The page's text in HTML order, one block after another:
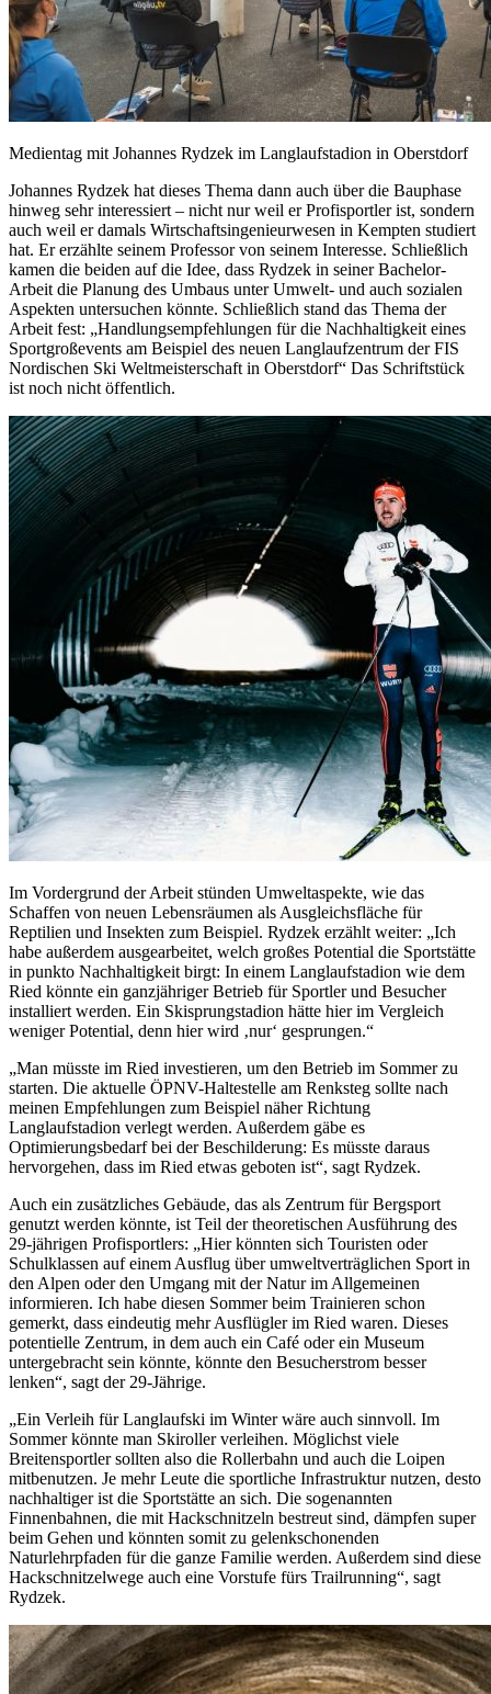
Medientag mit Johannes Rydzek im Langlaufstadion in Oberstdorf
Johannes Rydzek hat dieses Thema dann auch über die Bauphase
hinweg sehr interessiert – nicht nur weil er Profisportler ist, sondern
auch weil er damals Wirtschaftsingenieurwesen in Kempten studiert
hat. Er erzählte seinem Professor von seinem Interesse. Schließlich
kamen die beiden auf die Idee, dass Rydzek in seiner Bachelor-
Arbeit die Planung des Umbaus unter Umwelt- und auch sozialen
Aspekten untersuchen könnte. Schließlich stand das Thema der
Arbeit fest: „Handlungsempfehlungen für die Nachhaltigkeit eines
Sportgroßevents am Beispiel des neuen Langlaufzentrum der FIS
Nordischen Ski Weltmeisterschaft in Oberstdorf“ Das Schriftstück
ist noch nicht öffentlich.
Im Vordergrund der Arbeit stünden Umweltaspekte, wie das
Schaffen von neuen Lebensräumen als Ausgleichsfläche für
Reptilien und Insekten zum Beispiel. Rydzek erzählt weiter: „Ich
habe außerdem ausgearbeitet, welch großes Potential die Sportstätte
in punkto Nachhaltigkeit birgt: In einem Langlaufstadion wie dem
Ried könnte ein ganzjähriger Betrieb für Sportler und Besucher
installiert werden. Ein Skisprungstadion hätte hier im Vergleich
weniger Potential, denn hier wird ‚nur‘ gesprungen.“
„Man müsste im Ried investieren, um den Betrieb im Sommer zu
starten. Die aktuelle ÖPNV-Haltestelle am Renksteg sollte nach
meinen Empfehlungen zum Beispiel näher Richtung
Langlaufstadion verlegt werden. Außerdem gäbe es
Optimierungsbedarf bei der Beschilderung: Es müsste daraus
hervorgehen, dass im Ried etwas geboten ist“, sagt Rydzek.
Auch ein zusätzliches Gebäude, das als Zentrum für Bergsport
genutzt werden könnte, ist Teil der theoretischen Ausführung des
29-jährigen Profisportlers: „Hier könnten sich Touristen oder
Schulklassen auf einem Ausflug über umweltverträglichen Sport in
den Alpen oder den Umgang mit der Natur im Allgemeinen
informieren. Ich habe diesen Sommer beim Trainieren schon
gemerkt, dass eindeutig mehr Ausflügler im Ried waren. Dieses
potentielle Zentrum, in dem auch ein Café oder ein Museum
untergebracht sein könnte, könnte den Besucherstrom besser
lenken“, sagt der 29-Jährige.
„Ein Verleih für Langlaufski im Winter wäre auch sinnvoll. Im
Sommer könnte man Skiroller verleihen. Möglichst viele
Breitensportler sollten also die Rollerbahn und auch die Loipen
mitbenutzen. Je mehr Leute die sportliche Infrastruktur nutzen, desto
nachhaltiger ist die Sportstätte an sich. Die sogenannten
Finnenbahnen, die mit Hackschnitzeln bestreut sind, dämpfen super
beim Gehen und könnten somit zu gelenkschonenden
Naturlehrpfaden für die ganze Familie werden. Außerdem sind diese
Hackschnitzelwege auch eine Vorstufe fürs Trailrunning“, sagt
Rydzek.